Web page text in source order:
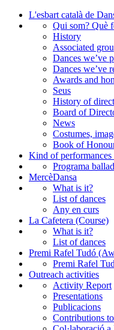
L'esbart català de
Qui som? Què
History
Associated
Dances we’ve
Dances we’ve
Awards and
Seus
History of
Board of
News
Costumes,
Book of
Kind of performances
Programa
MercèDansa
What is it?
List of dances
Any en curs
La Cafetera (Course)
What is it?
List of dances
Premi Rafel Tudó
Premi Rafel
Outreach activities
Activity Report
Presentations
Publicacions
Contributions